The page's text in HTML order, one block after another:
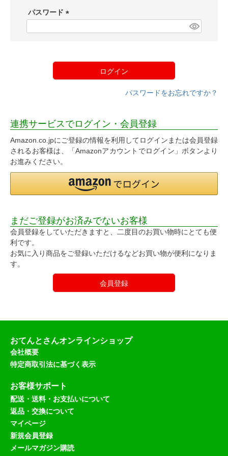
)
パスワード
ログイン
パスワードをお忘れですか？
連携サービスでログイン・会員登録
Amazon.co.jpにご登録の情報を利用してログインまたは会員登録
されるお客様は、「Amazonアカウントでログイン」ボタンより
お進みください。
まだご登録がお済みでないお客様
会員登録をしていただきますと、二度目のお買い物時にとても便
利です。
お気に入り商品をご登録いただけるなどお買い物が便利になりま
す。
会員登録
おてんとさんオンラインショップ
会社概要
特定商取引法に基づく表示
お客様サポート
配送・送料・お支払いについて
返品・交換について
マイページ
新規会員登録
メールマガジン購読